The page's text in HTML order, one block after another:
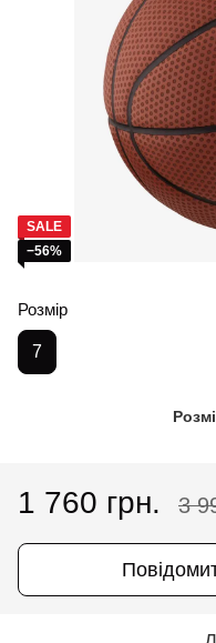
SALE
−56%
Розмір
7
1 760 грн. 3